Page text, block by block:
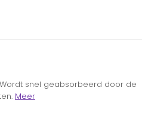
snel geabsorbeerd door de
Meer